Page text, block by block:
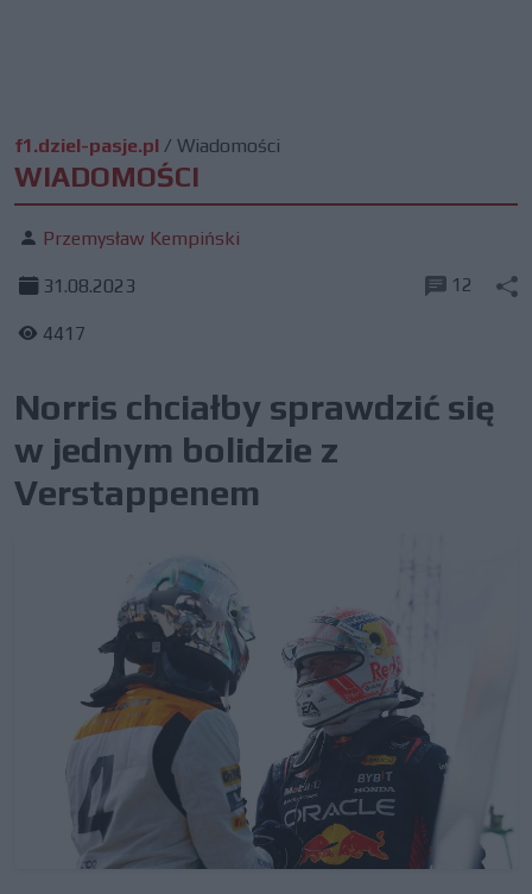
f1.dziel-pasje.pl / Wiadomości
WIADOMOŚCI
Przemysław Kempiński
31.08.2023
4417
12
Norris chciałby sprawdzić się
w jednym bolidzie z
Verstappenem